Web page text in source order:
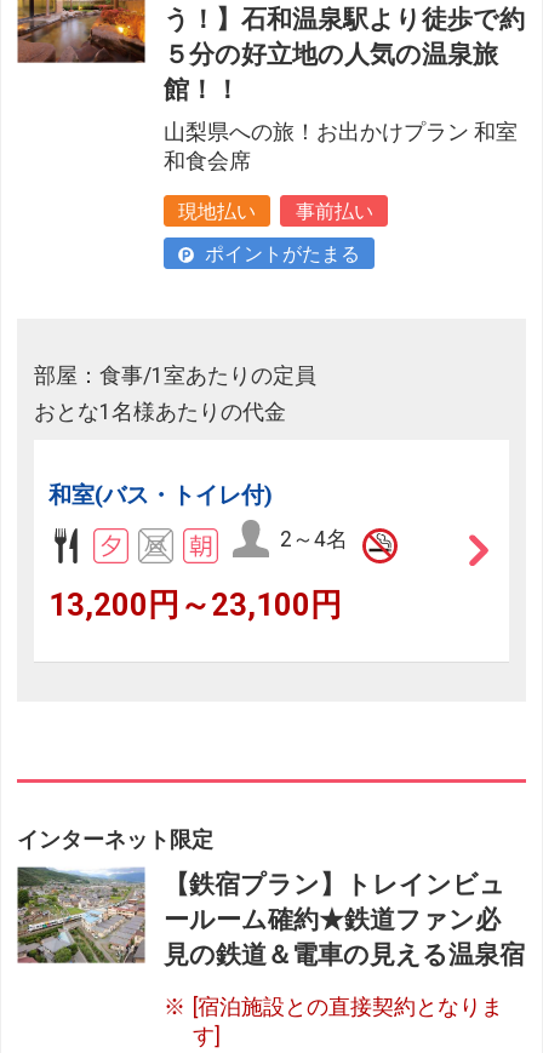
う！】石和温泉駅より徒歩で約
５分の好立地の人気の温泉旅
館！！
山梨県への旅！お出かけプラン 和室
和食会席
現地払い
事前払い
ポイントがたまる
部屋：食事/1室あたりの定員
おとな1名様あたりの代金
和室(バス・トイレ付)
2～4名
13,200円～23,100円
インターネット限定
【鉄宿プラン】トレインビュ
ールーム確約★鉄道ファン必
見の鉄道＆電車の見える温泉宿
[宿泊施設との直接契約となりま
す]